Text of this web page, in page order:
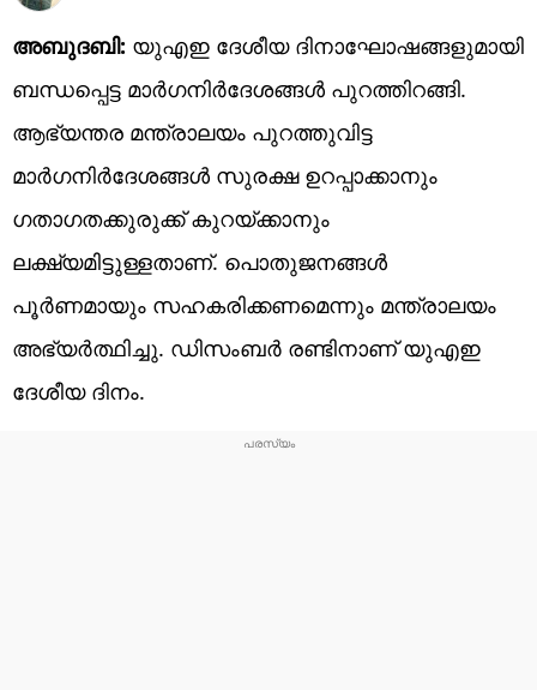
അബുദബി: യുഎഇ ദേശീയ ദിനാഘോഷങ്ങളുമായി
ബന്ധപ്പെട്ട മാര്‍ഗനിര്‍ദേശങ്ങള്‍ പുറത്തിറങ്ങി.
ആഭ്യന്തര മന്ത്രാലയം പുറത്തുവിട്ട
മാര്‍ഗനിര്‍ദേശങ്ങള്‍ സുരക്ഷ ഉറപ്പാക്കാനും
ഗതാഗതക്കുരുക്ക് കുറയ്ക്കാനും
ലക്ഷ്യമിട്ടുള്ളതാണ്. പൊതുജനങ്ങള്‍
പൂര്‍ണമായും സഹകരിക്കണമെന്നും മന്ത്രാലയം
അഭ്യര്‍ത്ഥിച്ചു. ഡിസംബര്‍ രണ്ടിനാണ് യുഎഇ
ദേശീയ ദിനം.